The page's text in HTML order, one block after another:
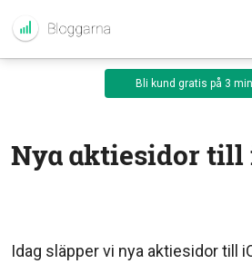
Bli kund gratis på 3
Nya aktiesidor till
Idag släpper vi nya aktiesidor till